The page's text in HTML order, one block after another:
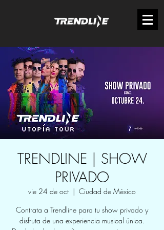
TRENDLINE | SHOW
PRIVADO
vie 24 de oct
  |
Ciudad de México
Contrata a Trendline para tu show privado y
disfruta de una experiencia musical única.